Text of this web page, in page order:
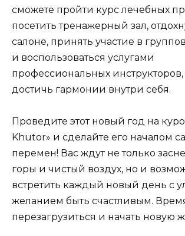
сможете пройти курс лечебных
посетить тренажерный зал,
салоне, принять участие в
и воспользоваться услугами
профессиональных инструкторов,
достичь гармонии внутри себя.
Проведите этот новый год на
Khutor» и сделайте его началом
перемен! Вас ждут не только
горы и чистый воздух, но и
встретить каждый новый день с
желанием быть счастливым.
перезагрузиться и начать новую